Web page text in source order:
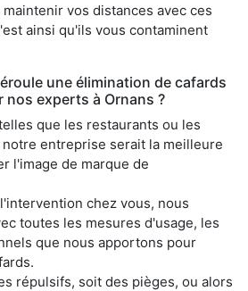
vos distances avec ces
ainsi qu'ils vous contaminent
une élimination de cafards
nos experts à Ornans ?
que les restaurants ou les
entreprise serait la meilleure
l'image de marque de
chez vous, nous
toutes les mesures d'usage, les
que nous apportons pour
répulsifs, soit des pièges, ou alors